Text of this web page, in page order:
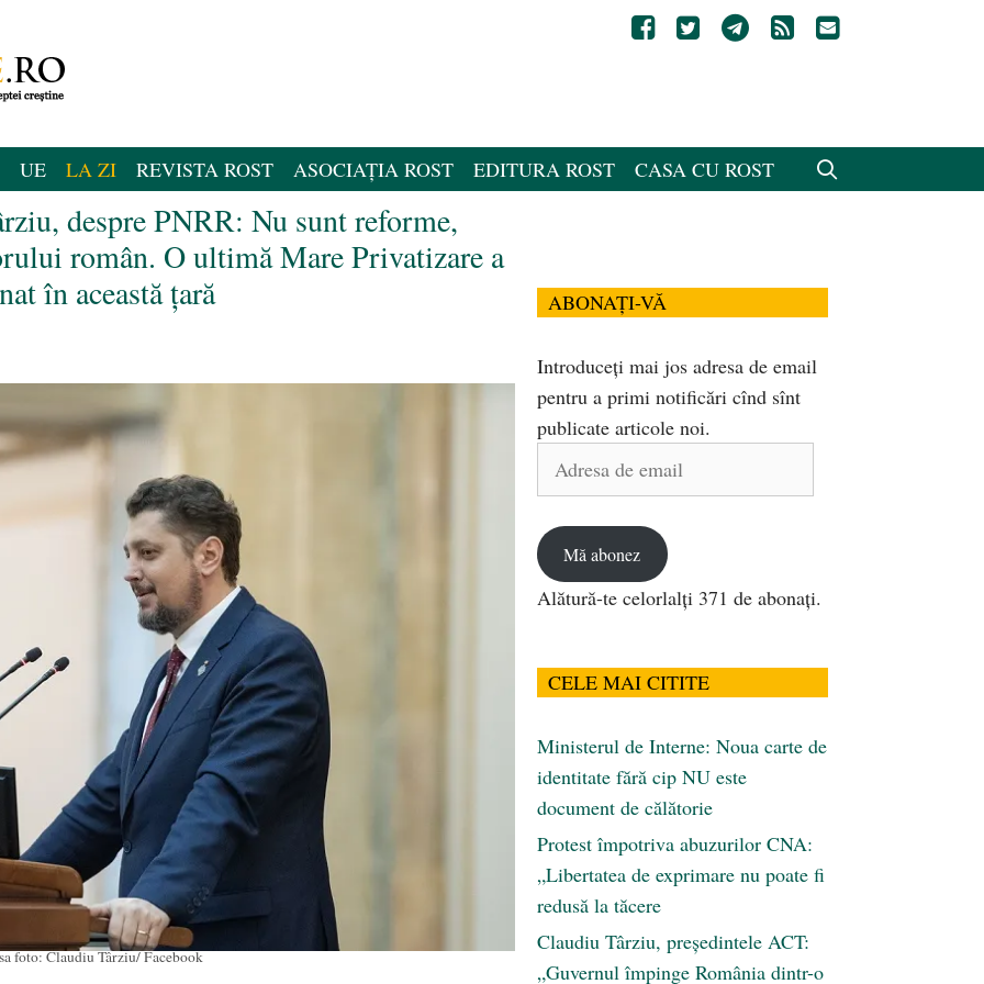
UE LA ZI REVISTA ROST ASOCIAȚIA ROST EDITURA ROST CASA CU ROST
despre PNRR: Nu sunt reforme,
român. O ultimă Mare Privatizare a
în această țară
foto: Claudiu Târziu/ Facebook
ABONAȚI-VĂ
Introduceți mai jos adresa de email
pentru a primi notificări cînd sînt
publicate articole noi.
Adresa
Mă abonez
Alătură-te celorlalți 371 de abonați.
CELE MAI CITITE
Ministerul de Interne: Noua carte de
identitate fără cip NU este
document de călătorie
Protest împotriva abuzurilor CNA:
„Libertatea de exprimare nu poate fi
redusă la tăcere
Claudiu Târziu, președintele ACT:
„Guvernul împinge România dintr-o